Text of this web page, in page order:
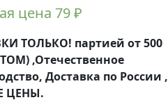
цена 79₽
ТОЛЬКО! партией от 500
,Отечественное
Доставка по России ,
ЦЕНЫ.